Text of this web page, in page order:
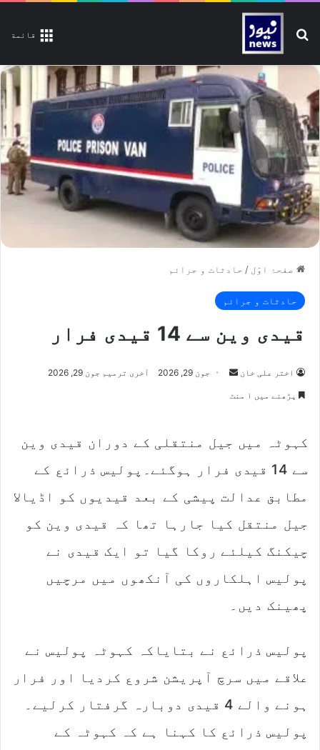
قائمة تلاش کیجیے
صفحۂ اوّل / حادثات و جرائم
حادثات و جرائم
قیدی وین سے 14 قیدی فرار
اختر علی خان
Send جون 29, 2026 آخری ترمیم جون 29, 2026
پڑھنے میں ۱ منٹ
کہوٹہ میں جیل منتقلی کے دوران قیدی وین
سے 14 قیدی فرار ہوگئے۔پولیس ذرائع کے
مطابق عدالت پیشی کے بعد قیدیوں کو اڈیالا
جیل منتقل کیا جارہا تھا کہ قیدی وین کو
چیکنگ کیلئے روکا گیا تو ایک قیدی نے
پولیس اہلکاروں کی آنکھوں میں مرچیں
پھینک دیں۔
پولیس ذرائع نے بتایاکہ کہوٹہ پولیس نے
علاقے میں سرچ آپریشن شروع کردیا اور فرار
ہونے والے 4 قیدی دوبارہ گرفتار کرلیے۔
پولیس ذرائع کا کہنا ہے کہ کہوٹہ کے